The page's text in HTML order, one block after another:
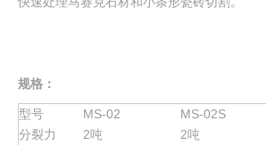
规格：
型号 MS-02 MS-02S
分裂力
2吨 2吨